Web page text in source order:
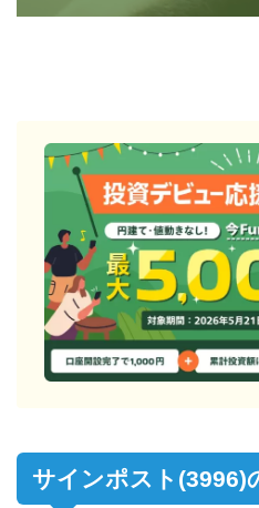
サインポスト(3996)